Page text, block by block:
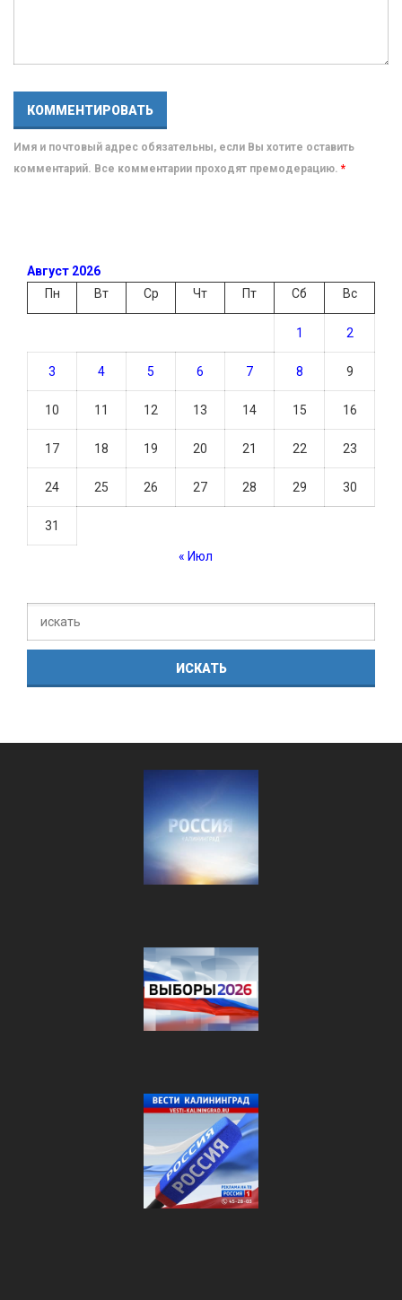
Имя и почтовый адрес обязательны, если Вы хотите оставить
комментарий. Все комментарии проходят премодерацию. *
Август 2026
Пн
Вт Ср Чт Пт Сб Вс
1 2
3 4 5 6 7 8 9
10 11 12 13 14 15 16
17 18 19 20 21 22 23
24 25 26 27 28 29 30
31
« Июл